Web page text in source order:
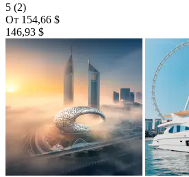
5 (2)
От 154,66 $
146,93 $